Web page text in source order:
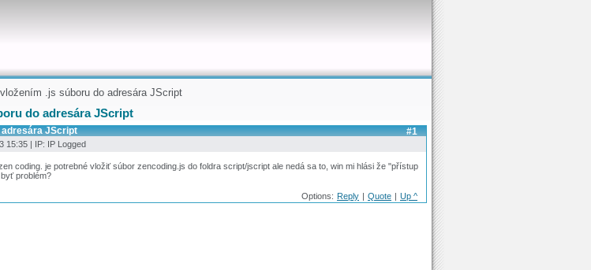
.js súboru do adresára JScript
do adresára JScript
#1
adresára JScript
15:35 | IP: IP Logged
coding. je potrebné vložiť súbor zencoding.js do foldra script/jscript ale nedá sa to, win mi hlási že "přístup
problém?
Options: Reply | Quote | Up ^